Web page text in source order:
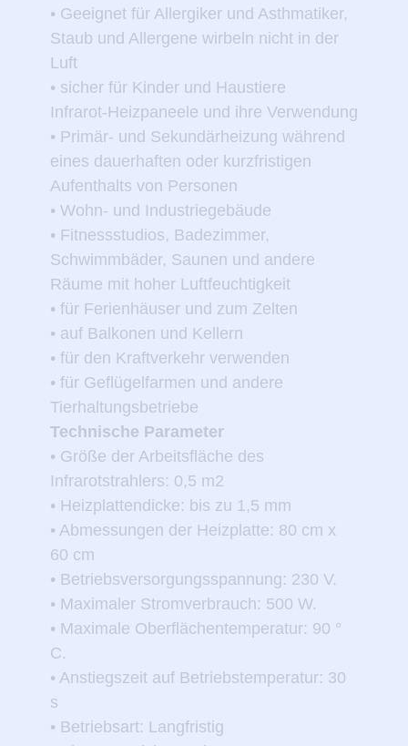
• Geeignet für Allergiker und Asthmatiker,
Staub und Allergene wirbeln nicht in der
Luft
• sicher für Kinder und Haustiere
Infrarot-Heizpaneele und ihre Verwendung
• Primär- und Sekundärheizung während
eines dauerhaften oder kurzfristigen
Aufenthalts von Personen
• Wohn- und Industriegebäude
• Fitnessstudios, Badezimmer,
Schwimmbäder, Saunen und andere
Räume mit hoher Luftfeuchtigkeit
• für Ferienhäuser und zum Zelten
• auf Balkonen und Kellern
• für den Kraftverkehr verwenden
• für Geflügelfarmen und andere
Tierhaltungsbetriebe
Technische Parameter
• Größe der Arbeitsfläche des
Infrarotstrahlers: 0,5 m2
• Heizplattendicke: bis zu 1,5 mm
• Abmessungen der Heizplatte: 80 cm x
60 cm
• Betriebsversorgungsspannung: 230 V.
• Maximaler Stromverbrauch: 500 W.
• Maximale Oberflächentemperatur: 90 °
C.
• Anstiegszeit auf Betriebstemperatur: 30
s
• Betriebsart: Langfristig